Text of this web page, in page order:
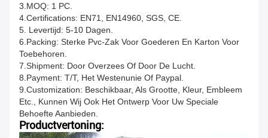
3.MOQ: 1 PC.
4.Certifications: EN71, EN14960, SGS, CE.
5. Levertijd: 5-10 Dagen.
6.Packing: Sterke Pvc-Zak Voor Goederen En Karton Voor
Toebehoren.
7.Shipment: Door Overzees Of Door De Lucht.
8.Payment: T/T, Het Westenunie Of Paypal.
9.Customization: Beschikbaar, Als Grootte, Kleur, Embleem
Etc., Kunnen Wij Ook Het Ontwerp Voor Uw Speciale
Behoefte Aanbieden.
Productvertoning: